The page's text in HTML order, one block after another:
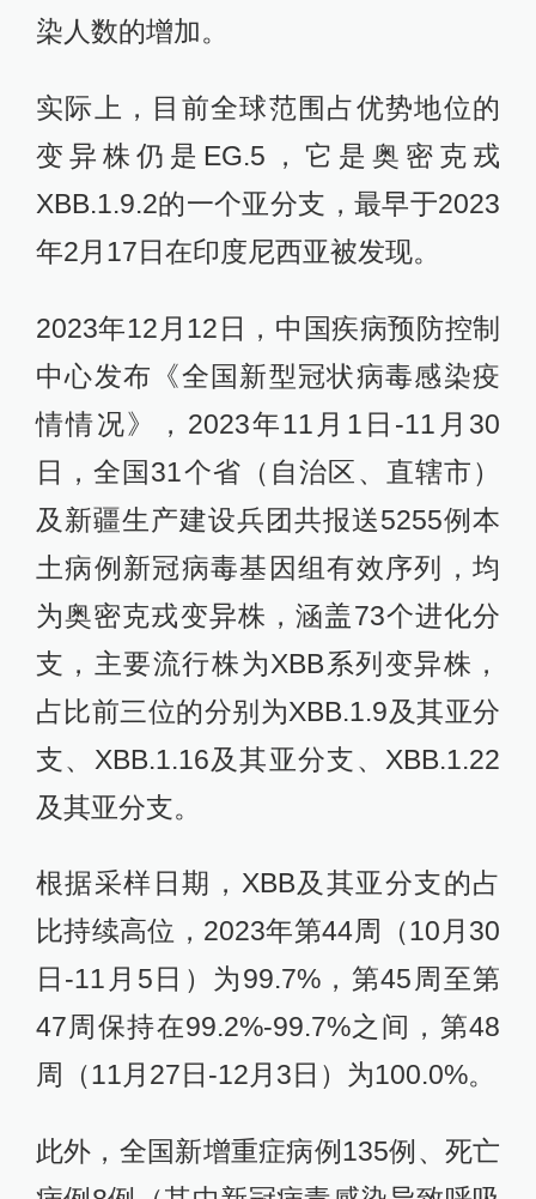
染人数的增加。
实际上，目前全球范围占优势地位的
变异株仍是EG.5，它是奥密克戎
XBB.1.9.2的一个亚分支，最早于2023
年2月17日在印度尼西亚被发现。
2023年12月12日，中国疾病预防控制
中心发布《全国新型冠状病毒感染疫
情情况》，2023年11月1日-11月30
日，全国31个省（自治区、直辖市）
及新疆生产建设兵团共报送5255例本
土病例新冠病毒基因组有效序列，均
为奥密克戎变异株，涵盖73个进化分
支，主要流行株为XBB系列变异株，
占比前三位的分别为XBB.1.9及其亚分
支、XBB.1.16及其亚分支、XBB.1.22
及其亚分支。
根据采样日期，XBB及其亚分支的占
比持续高位，2023年第44周（10月30
日-11月5日）为99.7%，第45周至第
47周保持在99.2%-99.7%之间，第48
周（11月27日-12月3日）为100.0%。
此外，全国新增重症病例135例、死亡